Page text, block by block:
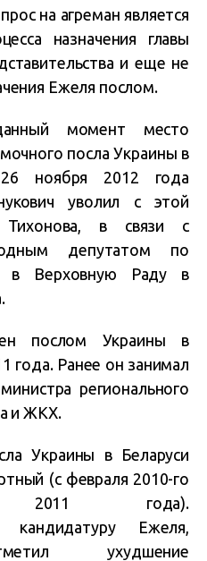
на агреман является
назначения главы
и еще не
Ежеля послом.
момент место
посла Украины в
26 ноября 2012 года
уволил с этой
Тихонова, в связи с
депутатом по
в Верховную Раду в
послом Украины в
года. Ранее он занимал
регионального
и ЖКХ.
Украины в Беларуси
(с февраля 2010-го
года).
кандидатуру Ежеля,
ухудшение